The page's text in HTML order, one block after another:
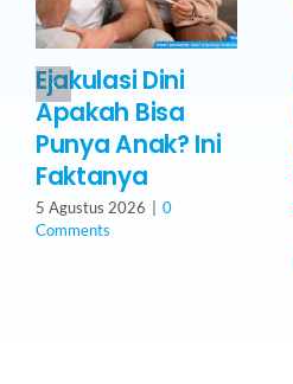
Ejakulasi Dini
Apakah Bisa
Punya Anak? Ini
Faktanya
5 Agustus 2026
0
Comments